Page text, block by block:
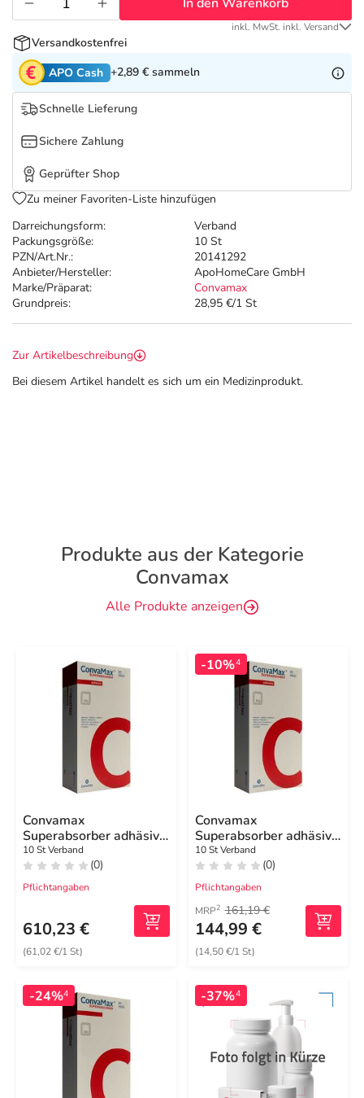
Tierapotheke
Vitamine & Mineralstoffe
Marken
Salus Deals
Darreichungsform:
Verband
Packungsgröße:
10 St
PZN/Art.Nr.:
20141292
Anbieter/Hersteller:
ApoHomeCare GmbH
Marke/Präparat:
Convamax
Grundpreis:
28,95 €/1 St
inkl. MwSt. inkl. Versand
Versandkostenfrei
APO Cash +2,89 € sammeln
Schnelle Lieferung
Sichere Zahlung
Geprüfter Shop
Zu meiner Favoriten-Liste hinzufügen
Zur Artikelbeschreibung
Bei diesem Artikel handelt es sich um ein Medizinprodukt.
Produkte aus der Kategorie
Convamax
Alle Produkte anzeigen
Convamax
Superabsorber adhäsiv
20x20 cm
10 St Verband
(0)
Pflichtangaben
610,23 €
(61,02 €/1 St)
-10%4
Convamax
Superabsorber adhäsiv
10x10 cm
10 St Verband
(0)
Pflichtangaben
MRP2 161,19 €
144,99 €
(14,50 €/1 St)
-24%4 -37%4